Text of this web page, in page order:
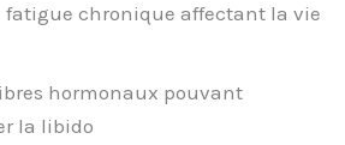
fatigue chronique affectant la vie
hormonaux pouvant
la libido